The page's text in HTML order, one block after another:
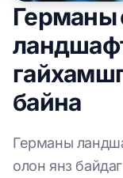
Германы
байна
Германы
олон янз